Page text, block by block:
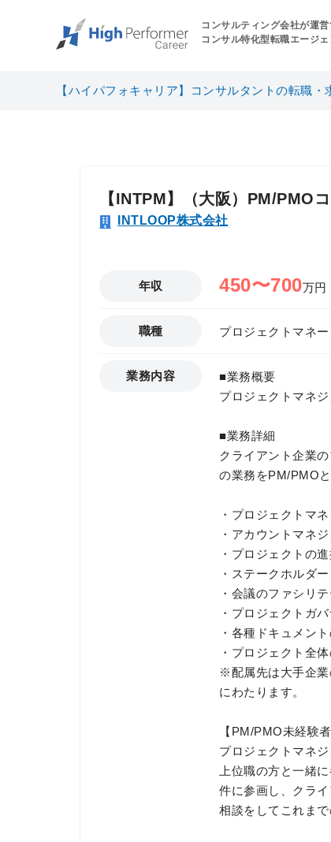
コンサルティング会社が運営
コンサル特化型転職エージェ
【ハイパフォキャリア】コンサルタントの転職
【INTPM】（大阪）PM/PMO
INTLOOP株式会社
年収 450〜700万円
職種 プロジェクトマネ
業務内容
■業務概要
プロジェクトマネ
■業務詳細
クライアント企業
の業務をPM/PMO
・プロジェクトマ
・アカウントマネ
・プロジェクトの
・ステークホルダ
・会議のファシリ
・プロジェクトガ
・各種ドキュメン
・プロジェクト全
※配属先は大手企業
にわたります。
【PM/PMO未経験
プロジェクトマネ
上位職の方と一緒
件に参画し、クラ
相談をしてこれま